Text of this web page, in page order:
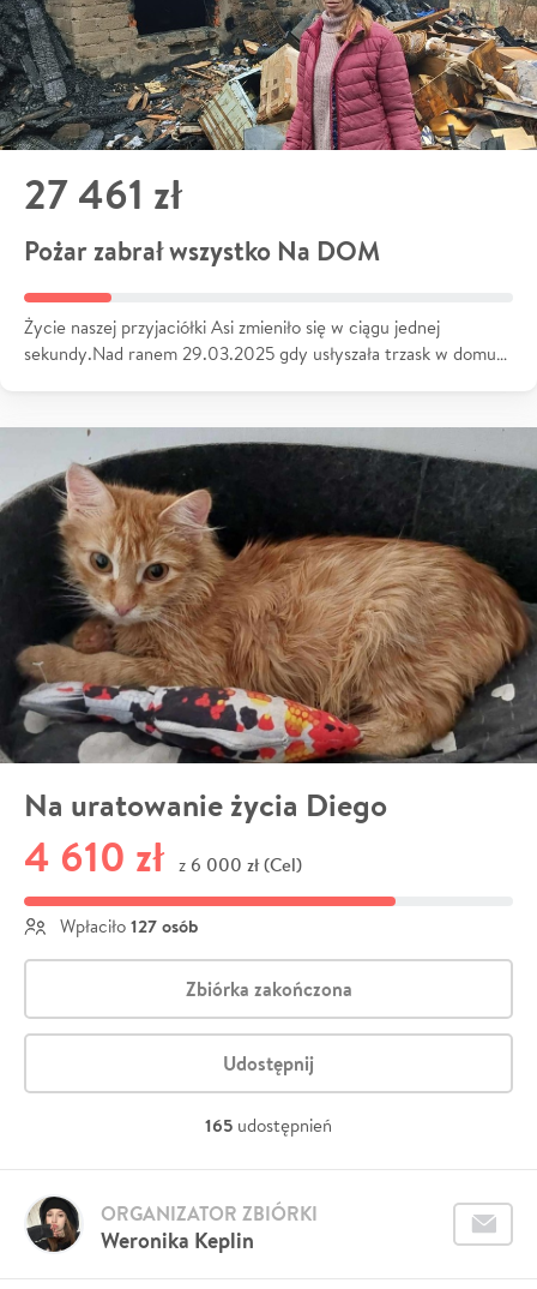
27 461 zł
Pożar zabrał wszystko Na DOM
Życie naszej przyjaciółki Asi zmieniło się w ciągu jednej
sekundy.Nad ranem 29.03.2025 gdy usłyszała trzask w domu…
Na uratowanie życia Diego
4 610 zł z 6 000 zł (Cel)
Wpłaciło 127 osób
Zbiórka zakończona
Udostępnij
165 udostępnień
Weronika Keplin
ORGANIZATOR ZBIÓRKI